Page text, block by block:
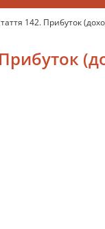
142. Прибуток